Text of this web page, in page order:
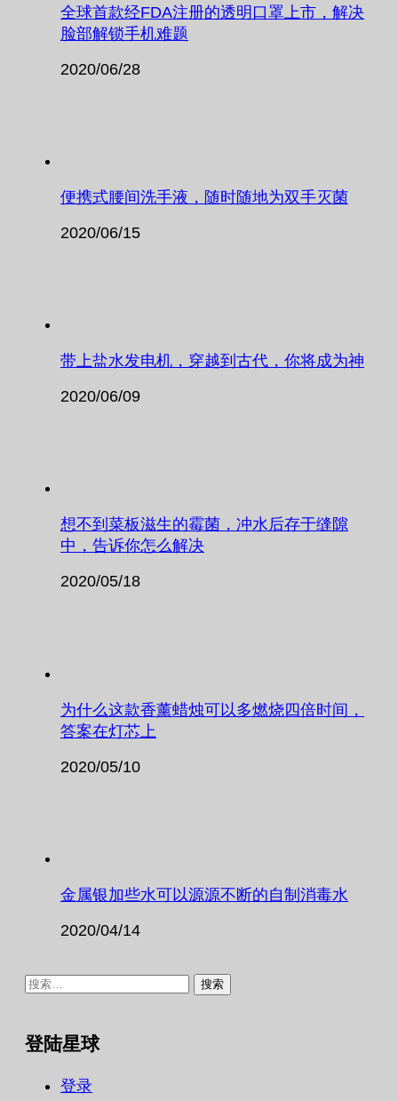
全球首款经FDA注册的透明口罩上市，解决
脸部解锁手机难题
2020/06/28
便携式腰间洗手液，随时随地为双手灭菌
2020/06/15
带上盐水发电机，穿越到古代，你将成为神
2020/06/09
想不到菜板滋生的霉菌，冲水后存于缝隙
中，告诉你怎么解决
2020/05/18
为什么这款香薰蜡烛可以多燃烧四倍时间，
答案在灯芯上
2020/05/10
金属银加些水可以源源不断的自制消毒水
2020/04/14
搜
登陆星球
登录